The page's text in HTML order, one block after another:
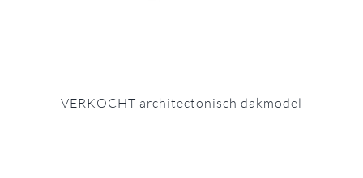
VERKOCHT architectonisch dakmodel